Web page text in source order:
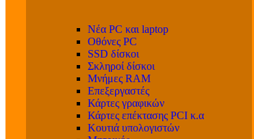
Νέα PC και laptop
Οθόνες PC
SSD δίσκοι
Σκληροί δίσκοι
Μνήμες RAM
Επεξεργαστές
Κάρτες γραφικών
Κάρτες επέκτασης PCI κ.α
Κουτιά υπολογιστών